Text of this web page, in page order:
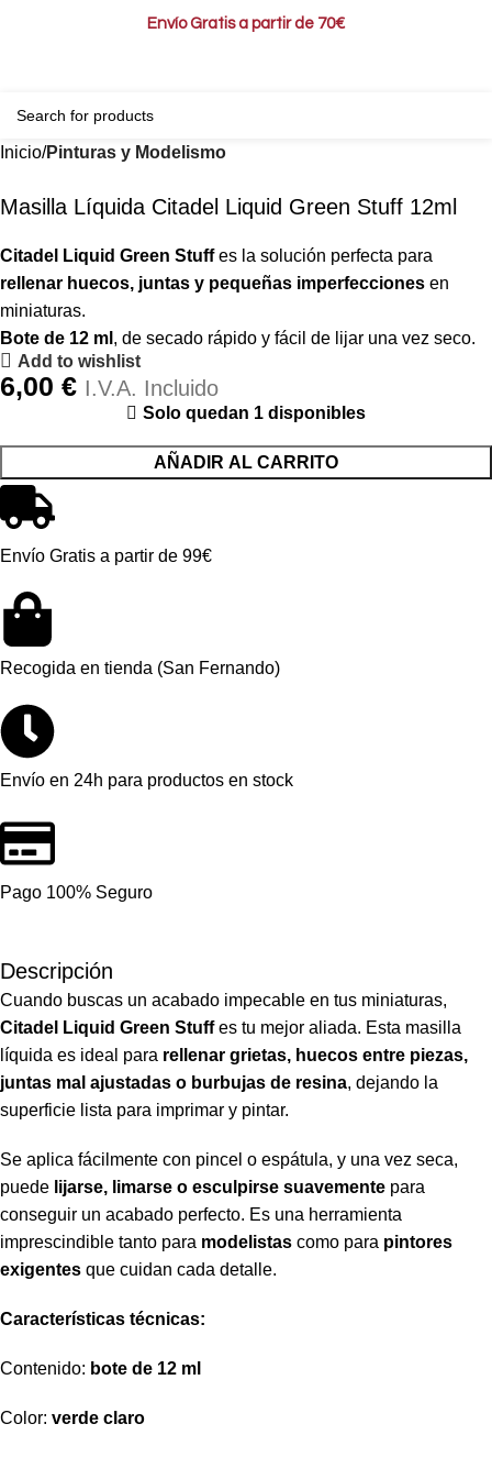
Envío Gratis a partir de 70€
Inicio Pinturas y Modelismo
Masilla Líquida Citadel Liquid Green Stuff 12ml
Citadel Liquid Green Stuffes la solución perfecta para
rellenar huecos, juntas y pequeñas imperfecciones en
miniaturas.
Bote de 12 ml , de secado rápido y fácil de lijar una vez seco.
Add to wishlist
6,00 € I.V.A. Incluido
Solo quedan 1 disponibles
AÑADIR AL CARRITO
Envío Gratis a partir de 99€
Recogida en tienda (San Fernando)
Envío en 24h para productos en stock
Pago 100% Seguro
Descripción
Cuando buscas un acabado impecable en tus miniaturas,
Citadel Liquid Green Stuffes tu mejor aliada. Esta masilla
líquida es ideal para rellenar grietas, huecos entre piezas,
juntas mal ajustadas o burbujas de resina, dejando la
superficie lista para imprimar y pintar.
Se aplica fácilmente con pincel o espátula, y una vez seca,
puede lijarse, limarse o esculpirse suavemente para
conseguir un acabado perfecto. Es una herramienta
imprescindible tanto para modelistas como para pintores
exigentes que cuidan cada detalle.
Características técnicas:
Contenido: bote de 12 ml
Color: verde claro